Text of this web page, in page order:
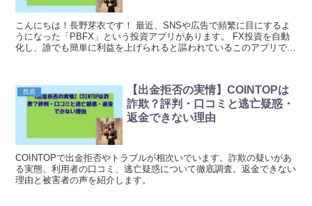
こんにちは！長野芽衣です！ 最近、SNSや広告で頻繁に目にするよ
うになった「PBFX」という投資アプリがあります。 FX投資を自動
化し、誰でも簡単に利益を上げられると謳われているこのアプリです
投資
【出金拒否の実情】COINTOPは
詐欺？評判・口コミと逃亡疑惑・
返金できない理由
COINTOPで出金拒否やトラブルが相次いでいます。詐欺の疑いがあ
る実態、利用者の口コミ、逃亡疑惑について徹底調査。返金できない
理由と被害者の声を紹介します。